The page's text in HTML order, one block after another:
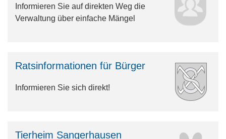
Informieren Sie auf direkten Weg die
Verwaltung über einfache Mängel
Ratsinformationen für Bürger
Informieren Sie sich direkt!
Tierheim Sangerhausen